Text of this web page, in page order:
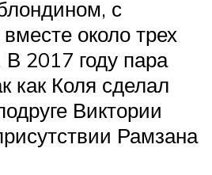
с
около трех
В 2017 году пара
как Коля сделал
Виктории
Рамзана